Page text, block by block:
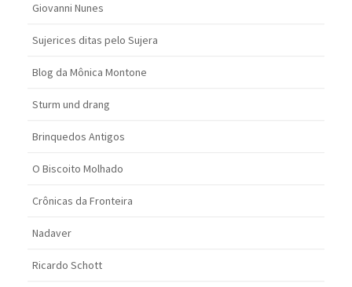
Giovanni Nunes
Sujerices ditas pelo Sujera
Blog da Mônica Montone
Sturm und drang
Brinquedos Antigos
O Biscoito Molhado
Crônicas da Fronteira
Nadaver
Ricardo Schott